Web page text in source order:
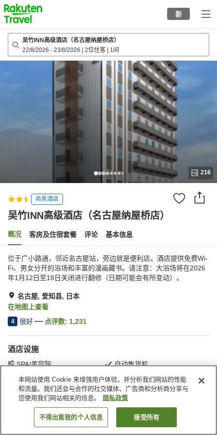
to
top
page
新
吴竹INN高级酒店（名古屋纳屋桥店）
22/8/2026 - 23/8/2026 2位住客 1间
216
商务酒店
吴竹INN高级酒店（名古屋纳屋桥店）
概况 客房及住宿套餐 评论 基本信息
位于广小路通，邻近名古屋站，旁边就是便利店。酒店提供免费Wi-
Fi、男女分开的浴场和丰富的漫画藏书。请注意：大浴场将在2026
年1月12日至18日关闭进行翻修（日期可能会有所变动）。
名古屋, 爱知县, 日本
在地图上查看
4 很好 点评数: 1,231
酒店设施
SPA/美容院
自动售货机
首页 日本 爱知县
名古屋
吴竹INN高级酒店（名古屋纳屋桥店）
搜索客房
本网站使用 Cookie 来增强用户体验，并分析我们网站的性能
和流量。我们还会与合作的社交媒体、广告商和分析商分享与
您使用我们网站相关的信息。
隐私政策
不得出售我的个人信息 接受所有